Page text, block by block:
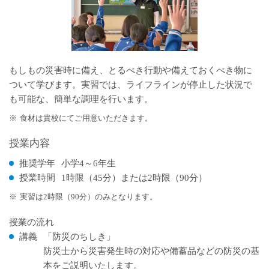
もしもの災害時に備え、とるべき行動や備えておくべき物に
ついて学びます。実習では、ライフラインが停止した状況で
も可能な、簡単な調理を行います。
※ 食材は貴校にてご用意いただきます。
授業内容
推奨学年
小学4～6年生
授業時間
1時限（45分）または2時限（90分）
※ 実習は2時限（90分）のみとなります。
授業の流れ
講義
「防災のちしき」
防災士から災害発生時の対応や備蓄品などの防災の基
本をご説明いたします。